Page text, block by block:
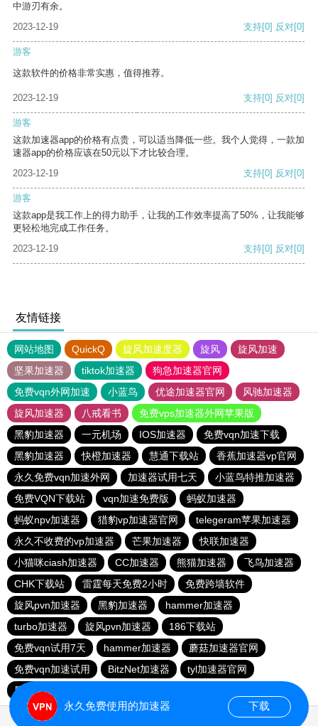
中游刃有余。
2023-12-19
支持[0] 反对[0]
游客
这款软件的价格非常实惠，值得推荐。
2023-12-19 支持[0] 反对[0]
游客
这款加速器app的价格有点贵，可以适当降低一些。我个人觉得，一款加
速器app的价格应该在50元以下才比较合理。
2023-12-19
支持[0] 反对[0]
游客
这款app是我工作上的得力助手，让我的工作效率提高了50%，让我能够
更轻松地完成工作任务。
2023-12-19
支持[0] 反对[0]
友情链接
网站地图 QuickQ 旋风加速度器 旋风
旋风加速
坚果加速器
tiktok加速器
狗急加速器官网
免费vqn外网加速
小蓝鸟 优途加速器官网
风驰加速器
旋风加速器
八戒看书
免费vps加速器外网苹果版
黑豹加速器
一元机场 IOS加速器
免费vqn加速下载
黑豹加速器
快橙加速器 慧通下载站
香蕉加速器vp官网
永久免费vqn加速外网
加速器试用七天
小蓝鸟特推加速器
免费VQN下载站
vqn加速免费版
蚂蚁加速器
蚂蚁npv加速器
猎豹vp加速器官网
telegeram苹果加速器
永久不收费的vp加速器
芒果加速器
快联加速器
小猫咪ciash加速器
CC加速器 熊猫加速器
飞鸟加速器
CHK下载站
雷霆每天免费2小时
免费跨墙软件
旋风pvn加速器
黑豹加速器
hammer加速器
turbo加速器
旋风pvn加速器
186下载站
免费vqn试用7天
hammer加速器
蘑菇加速器官网
免费vqn加速试用
BitzNet加速器
tyl加速器官网
黑洞加速官网
永久免费使用的加速器 下载